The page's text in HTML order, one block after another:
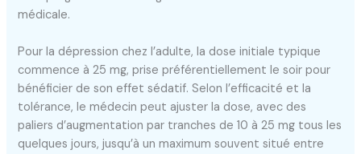
médicale.
Pour la dépression chez l’adulte, la dose initiale typique
commence à 25 mg, prise préférentiellement le soir pour
bénéficier de son effet sédatif. Selon l’efficacité et la
tolérance, le médecin peut ajuster la dose, avec des
paliers d’augmentation par tranches de 10 à 25 mg tous les
quelques jours, jusqu’à un maximum souvent situé entre